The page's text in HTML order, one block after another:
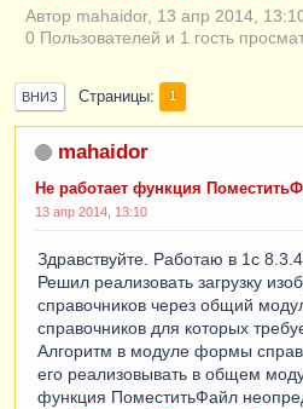
Автор mahaidor, 13 апр 2014,
0 Пользователей и 1 гость
ВНИЗ Страницы 1
mahaidor
Не работает функция
13 апр 2014, 13:10
Здравствуйте. Работаю в 1с
Решил реализовать загрузку
справочников через общий
справочников для которых
Алгоритм в модуле формы
его реализовывать в общем
функция ПоместитьФайл